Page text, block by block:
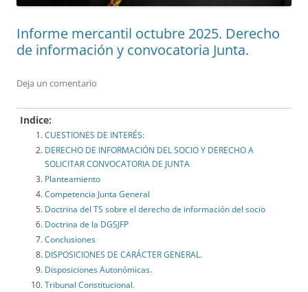
Informe mercantil octubre 2025. Derecho
de información y convocatoria Junta.
Deja un comentario
Indice:
CUESTIONES DE INTERÉS:
DERECHO DE INFORMACIÓN DEL SOCIO Y DERECHO A
SOLICITAR CONVOCATORIA DE JUNTA
Planteamiento
Competencia Junta General
Doctrina del TS sobre el derecho de información del socio
Doctrina de la DGSJFP
Conclusiones
DISPOSICIONES DE CARÁCTER GENERAL.
Disposiciones Autonómicas.
Tribunal Constitucional.